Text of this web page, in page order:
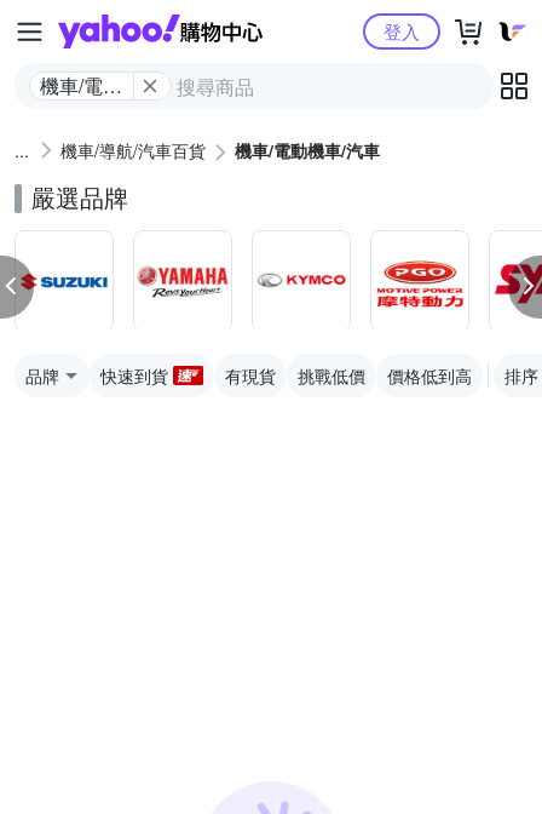
Yahoo購物中心
機車/電動
登入
機車/導航/汽車百貨 機車/電動機車/汽車
嚴選品牌
品牌 快速到貨 有現貨 挑戰低價 價格低到高 排序